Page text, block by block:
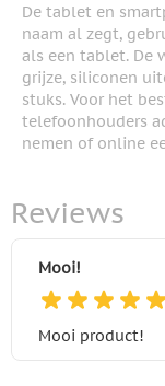
De tablet en
naam al zegt,
als een tablet. De
grijze, siliconen
stuks. Voor het
telefoonhouders
nemen of online
Reviews
Mooi!
Mooi product!